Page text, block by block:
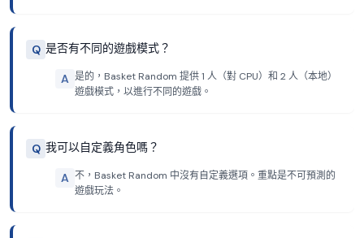
Q 是否有不同的遊戲模式？
A 是的，Basket Random 提供 1 人（對 CPU）和 2 人（本地）
遊戲模式，以進行不同的遊戲。
Q 我可以自定義角色嗎？
A 不，Basket Random 中沒有自定義選項。重點是不​​可預測的
遊戲玩法。